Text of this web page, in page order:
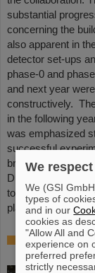
substantial
concerning the
also apparent in
detector set-ups
phase-0 and
and next year
constructively.
in the following
was emphasized
successful
broadly discussed.
During the full
to discuss their
plan the next
NUSTAR
We
We (GSI
types of
and in our
cookies as
"Allow All and
experience on
preferred
strictly